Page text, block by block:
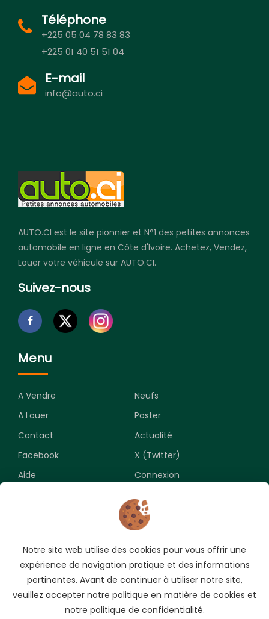
Téléphone
+225 05 04 78 83 83
+225 01 40 51 51 04
E-mail
info@auto.ci
AUTO.CI est le site pionnier et N°1 des petites annonces
automobile en ligne en Côte d'Ivoire. Achetez, Vendez,
Louer votre véhicule sur AUTO.CI.
Suivez-nous
Menu
A Vendre
Neufs
A Louer
Poster
Contact
Actualité
Facebook
X (Twitter)
Aide
Connexion
Souscrivez pour recevoir les meilleures opportunités.
Notre site web utilise des cookies pour vous offrir une
expérience de navigation pratique et des informations
pertinentes. Avant de continuer à utiliser notre site,
veuillez accepter notre politique en matière de cookies et
notre politique de confidentialité.